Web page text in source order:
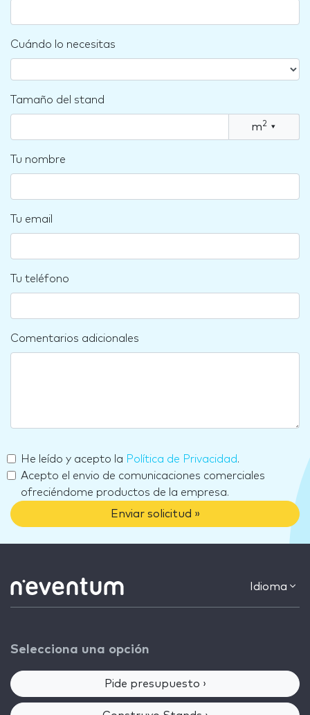
Cuándo lo necesitas
Tamaño del stand
m2 ▾
Tu nombre
Tu email
Tu teléfono
Comentarios adicionales
He leído y acepto la Política de Privacidad.
Acepto el envio de comunicaciones comerciales
ofreciéndome productos de la empresa.
Enviar solicitud »
Idioma
Selecciona una opción
Pide presupuesto ›